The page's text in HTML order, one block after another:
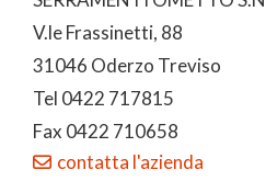
V.le Frassinetti, 88
31046 Oderzo Treviso
Tel 0422 717815
Fax 0422 710658
contatta l'azienda